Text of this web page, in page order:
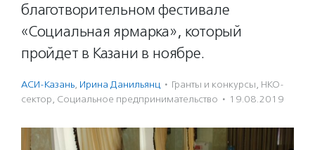
благотворительном фестивале
«Социальная ярмарка», который
пройдет в Казани в ноябре.
АСИ-Казань, Ирина Данильянц · Гранты и конкурсы, НКО-
сектор, Социальное предпри­нима­тель­ство · 19.08.2019